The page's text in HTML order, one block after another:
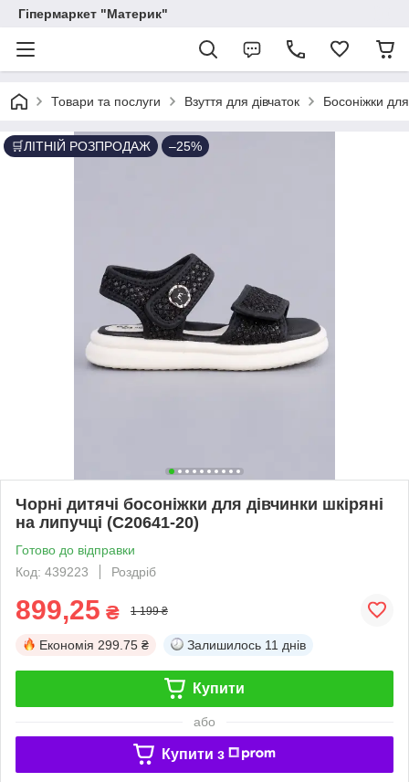
Гіпермаркет "Материк"
Товари та послуги Взуття для дівчаток Босоніжки для
🛒ЛІТНІЙ РОЗПРОДАЖ –25%
Чорні дитячі босоніжки для дівчинки шкіряні
на липучці (C20641-20)
Готово до відправки
Код: 439223
Роздріб
899,25 ₴ 1 199 ₴
Економія 299.75 ₴ Залишилось 11 днів
Купити
або
Купити з